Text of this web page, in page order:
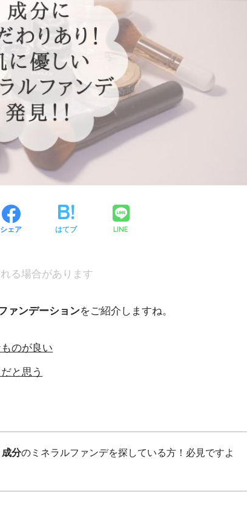
シェア はてブ LINE
る場合があります
ァンデーションをご紹介しますね。
のが良い
と思う
分のミネラルファンデを探している方！必見ですよ